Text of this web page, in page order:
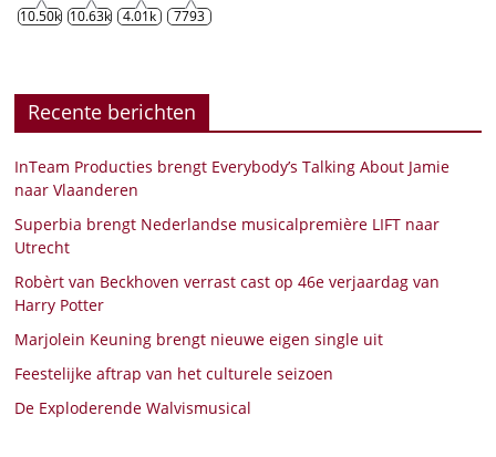
10.50k 10.63k 4.01k 7793
Recente berichten
InTeam Producties brengt Everybody’s Talking About Jamie
naar Vlaanderen
Superbia brengt Nederlandse musicalpremière LIFT naar
Utrecht
Robèrt van Beckhoven verrast cast op 46e verjaardag van
Harry Potter
Marjolein Keuning brengt nieuwe eigen single uit
Feestelijke aftrap van het culturele seizoen
De Exploderende Walvismusical